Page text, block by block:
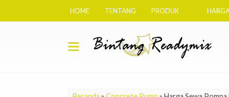
HOME TENTANG PRODUK